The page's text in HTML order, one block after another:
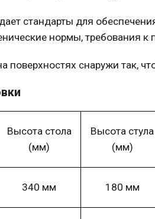
стандарты для
нормы, требования
поверхностях снаружи так,
Высота стола
(мм)
Высота стула
(мм)
340 мм 180 мм